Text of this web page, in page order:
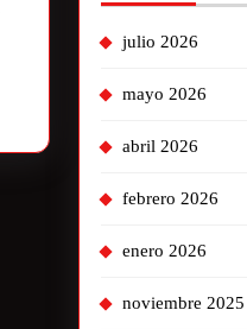
julio 2026
mayo 2026
abril 2026
febrero 2026
enero 2026
noviembre 2025